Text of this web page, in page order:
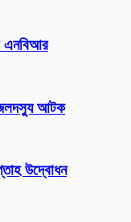
এনবিআর
জলদস্যু আটক
উদ্বোধন